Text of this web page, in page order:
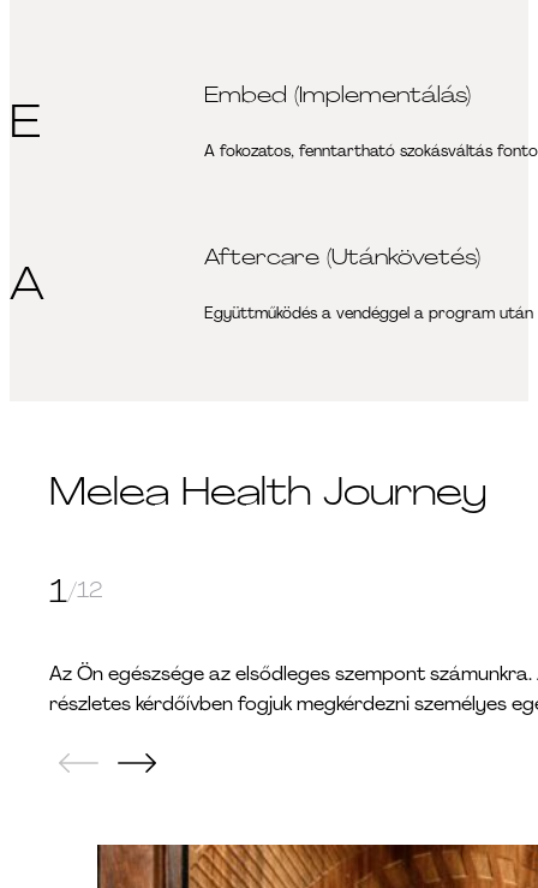
E
Embed (Implementálás)
A fokozatos, fenntartható szokásváltás
A
Aftercare (Utánkövetés)
Együttműködés a vendéggel a program
Melea Health Journey
1/12
Az Ön egészsége az elsődleges szempont
részletes kérdőívben fogjuk megkérdezni személyes